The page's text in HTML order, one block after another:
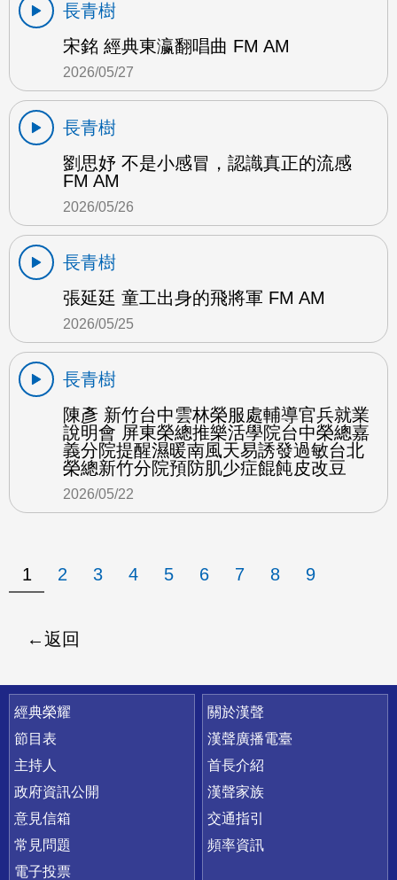
長青樹
宋銘 經典東瀛翻唱曲 FM AM
2026/05/27
長青樹
劉思妤 不是小感冒，認識真正的流感
FM AM
2026/05/26
長青樹
張延廷 童工出身的飛將軍 FM AM
2026/05/25
長青樹
陳彥 新竹台中雲林榮服處輔導官兵就業
說明會 屏東榮總推樂活學院台中榮總嘉
義分院提醒濕暖南風天易誘發過敏台北
榮總新竹分院預防肌少症餛飩皮改豆
2026/05/22
1 2 3 4 5 6 7 8 9
返回
快速連結
經典榮耀
節目表
主持人
政府資訊公開
意見信箱
常見問題
電子投票
關於漢聲
漢聲廣播電臺
首長介紹
漢聲家族
交通指引
頻率資訊